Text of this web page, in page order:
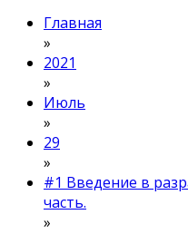
Главная
»
2021
»
Июль
»
29
»
#1 Введение в
часть.
»